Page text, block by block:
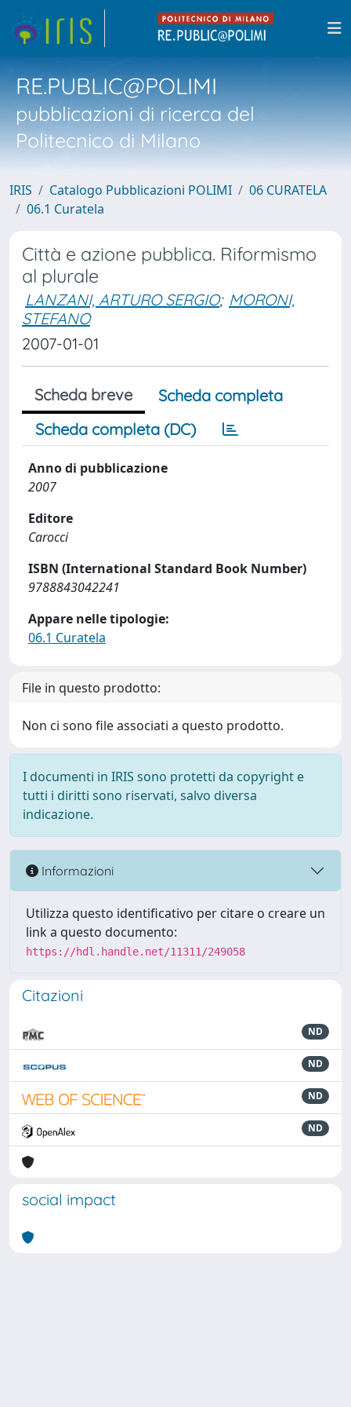
RE.PUBLIC@POLIMI
pubblicazioni di ricerca del
Politecnico di Milano
IRIS Catalogo Pubblicazioni POLIMI
06 CURATELA
06.1 Curatela
Città e azione pubblica. Riformismo
al plurale
LANZANI, ARTURO SERGIO; MORONI,
STEFANO
2007-01-01
Scheda breve
Scheda completa
Scheda completa (DC)
Anno di pubblicazione
2007
Editore
Carocci
ISBN (International Standard Book Number)
9788843042241
Appare nelle tipologie:
06.1 Curatela
File in questo prodotto:
Non ci sono file associati a questo prodotto.
I documenti in IRIS sono protetti da copyright e
tutti i diritti sono riservati, salvo diversa
indicazione.
Informazioni
Utilizza questo identificativo per citare o creare un
link a questo documento:
https://hdl.handle.net/11311/249058
Citazioni
ND
ND
ND
ND
social impact